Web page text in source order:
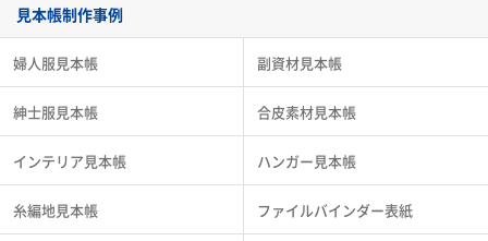
見本帳制作事例
婦人服見本帳
紳士服見本帳
インテリア見本帳
糸編地見本帳
副資材見本帳
合皮素材見本帳
ハンガー見本帳
ファイルバインダー表紙